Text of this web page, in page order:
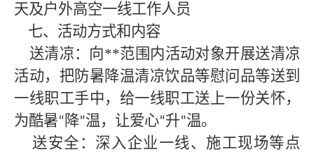
天及户外高空一线工作人员
七、活动方式和内容
送清凉：向**范围内活动对象开展送清凉
活动，把防暑降温清凉饮品等慰问品等送到
一线职工手中，给一线职工送上一份关怀，
为酷暑“降”温，让爱心“升”温。
送安全：深入企业一线、施工现场等点